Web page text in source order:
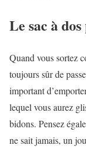
Le sac à
Quand vous sortez
toujours sûr de
important
lequel vous aurez
bidons. Pensez
ne sait jamais, un